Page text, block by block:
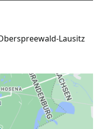
Lausitz